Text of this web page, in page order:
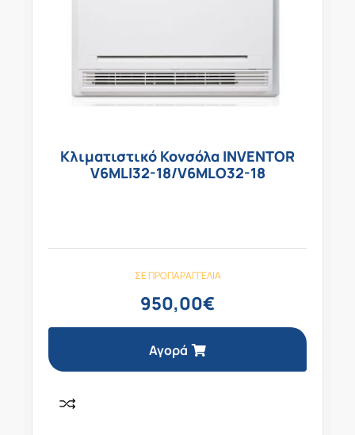
Κλιματιστικό Κονσόλα INVENTOR
V6MLI32-18/V6MLO32-18
ΣΕ ΠΡΟΠΑΡΑΓΓΕΛΊΑ
950,00€
Αγορά